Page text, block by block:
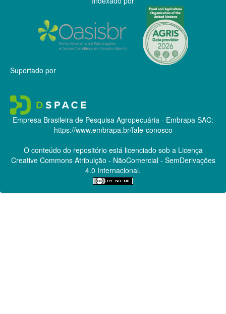
Suportado por
Empresa Brasileira de Pesquisa Agropecuária - Embrapa SAC:
https://www.embrapa.br/fale-conosco
O conteúdo do repositório está licenciado sob a Licença
Creative CommonsAtribuição - NãoComercial - SemDerivações
4.0 Internacional.